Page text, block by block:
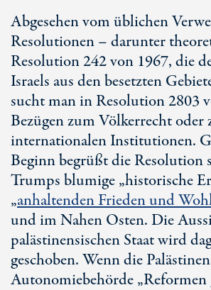
Abgesehen vom üblichen
Resolutionen – darunter
Resolution 242von 1967, die
Israels aus den besetzten
sucht man inResolution 2803
Bezügen zum Völkerrecht oder
internationalen Institutionen.
Beginn begrüßt die Resolution
Trumps blumige „historische
„anhaltenden Frieden und
und imNahen Osten. Die
palästinensischen Staat wird
geschoben. Wenn die
Autonomiebehörde „Reformen